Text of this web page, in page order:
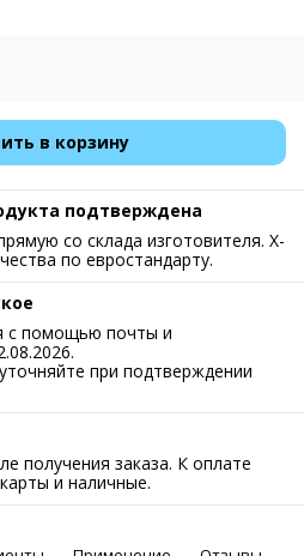
в корзину
подтверждена
со склада изготовителя. X-
по евростандарту.
с помощью почты и
при подтверждении
получения заказа. К оплате
и наличные.